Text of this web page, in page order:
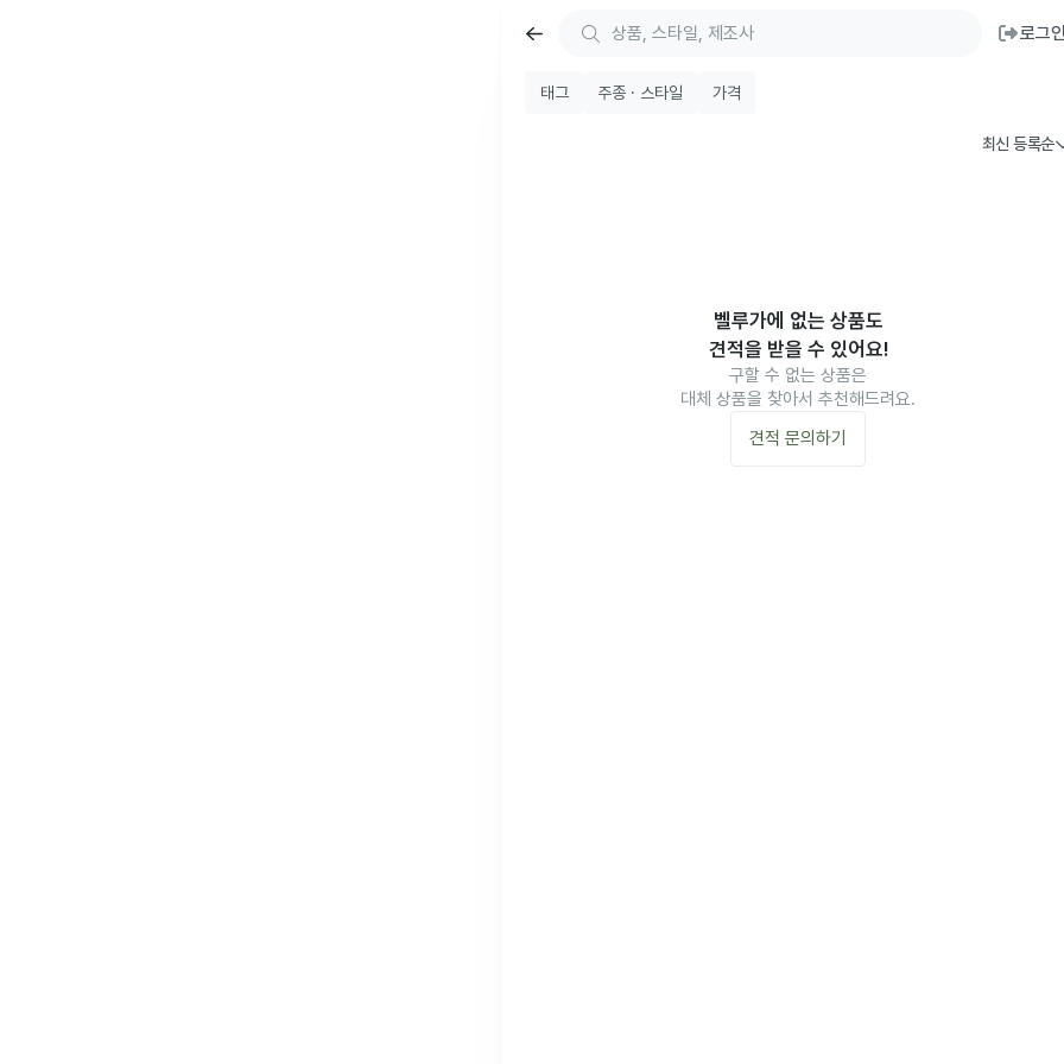
로그
태그 주종 · 스타일 가격
최신 등록순
벨루가에 없는 상품도
견적을 받을 수 있어요!
구할 수 없는 상품은
대체 상품을 찾아서 추천해드려요.
견적 문의하기